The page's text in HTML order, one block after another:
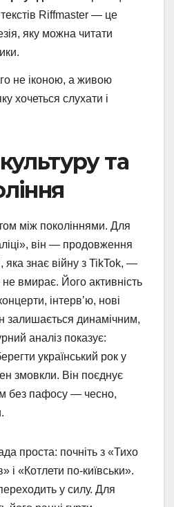
Riffmaster — це
яку можна читати
не іконою, а живою
хочеться слухати і
та
між поколіннями. Для
він — продовження
яка знає війну з TikTok, —
вмирає. Його активність
інтерв’ю, нові
залишається динамічним,
аналіз показує:
український рок у
змовкли. Він поєднує
без пафосу — чесно,
проста: почніть з «Тихо
і «Котлети по-київськи».
у силу. Для